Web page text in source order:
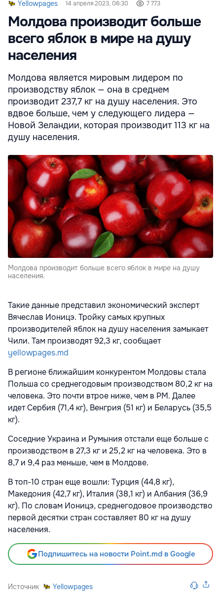
Yellowpages 14 апреля 2023, 06:30 7 773
Молдова производит больше
всего яблок в мире на душу
населения
Молдова является мировым лидером по
производству яблок — она в среднем
производит 237,7 кг на душу населения. Это
вдвое больше, чем у следующего лидера —
Новой Зеландии, которая производит 113 кг на
душу населения.
Молдова производит больше всего яблок в мире на душу
населения.
Такие данные представил экономический эксперт
Вячеслав Ионицэ. Тройку самых крупных
производителей яблок на душу населения замыкает
Чили. Там производят 92,3 кг, сообщает
yellowpages.md
В регионе ближайшим конкурентом Молдовы стала
Польша со среднегодовым производством 80,2 кг на
человека. Это почти втрое ниже, чем в РМ. Далее
идет Сербия (71,4 кг), Венгрия (51 кг) и Беларусь (35,5
кг).
Соседние Украина и Румыния отстали еще больше с
производством в 27,3 кг и 25,2 кг на человека. Это в
8,7 и 9,4 раз меньше, чем в Молдове.
В топ-10 стран еще вошли: Турция (44,8 кг),
Македония (42,7 кг), Италия (38,1 кг) и Албания (36,9
кг). По словам Ионицэ, среднегодовое производство
первой десятки стран составляет 80 кг на душу
населения.
Подпишитесь на новости Point.md в Google
Источник Yellowpages